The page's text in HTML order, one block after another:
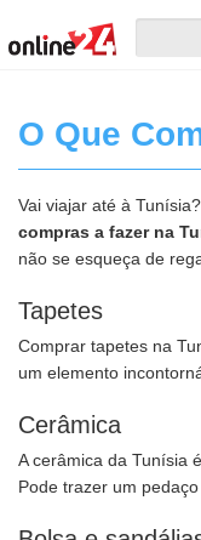
O Que
Vai viajar até à
compras a fazer na
não se esqueça de
Tapetes
Comprar tapetes na
um elemento
Cerâmica
A cerâmica da Tunísia
Pode trazer um